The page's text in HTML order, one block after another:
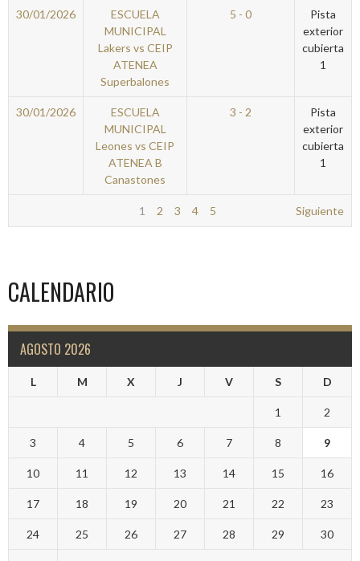
30/01/2026
ESCUELA
MUNICIPAL
Lakers vs CEIP
ATENEA
Superbalones
5 - 0
Pista
exterior
cubierta
1
30/01/2026
ESCUELA
MUNICIPAL
Leones vs CEIP
ATENEA B
Canastones
3 - 2
Pista
exterior
cubierta
1
1 2 3 4 5 Siguiente
CALENDARIO
AGOSTO 2026
L M X J V S D
1 2
3 4 5 6 7 8 9
10 11 12 13 14 15 16
17 18 19 20 21 22 23
24 25 26 27 28 29 30